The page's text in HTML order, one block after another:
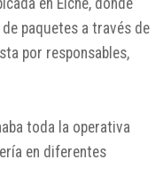
en Elche, donde
paquetes a través de
por responsables,
toda la operativa
en diferentes